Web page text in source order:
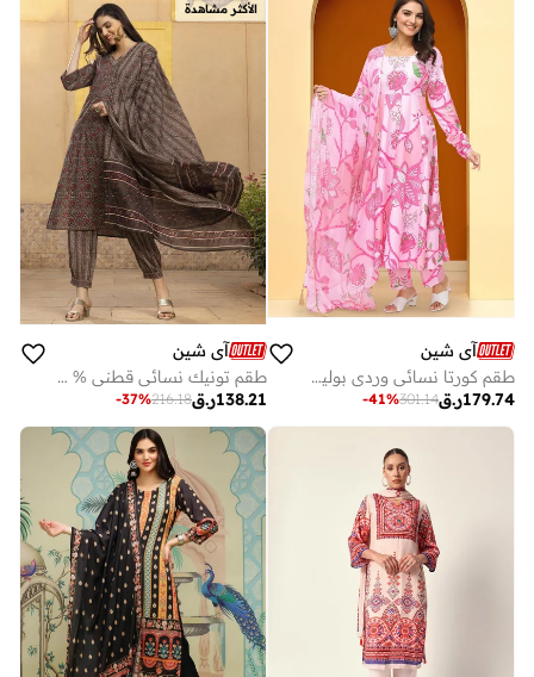
آي شين
طقم كورتا نسائي وردي بوليستر مزخرف بطول كامل بكسرات أمامية بقصة مستقيمة
ر.ق179.74
301.14
-41%
الأكثر مشاهدة
آي شين
طقم تونيك نسائي قطني % متعدد الألوان بتصميم مستقيم وطويل
ر.ق138.21
216.18
-37%